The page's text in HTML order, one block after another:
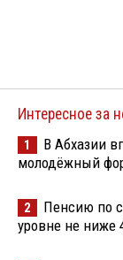
Интересное за
1
В Абхазии
молодёжный
2
Пенсию по
уровне не ниже